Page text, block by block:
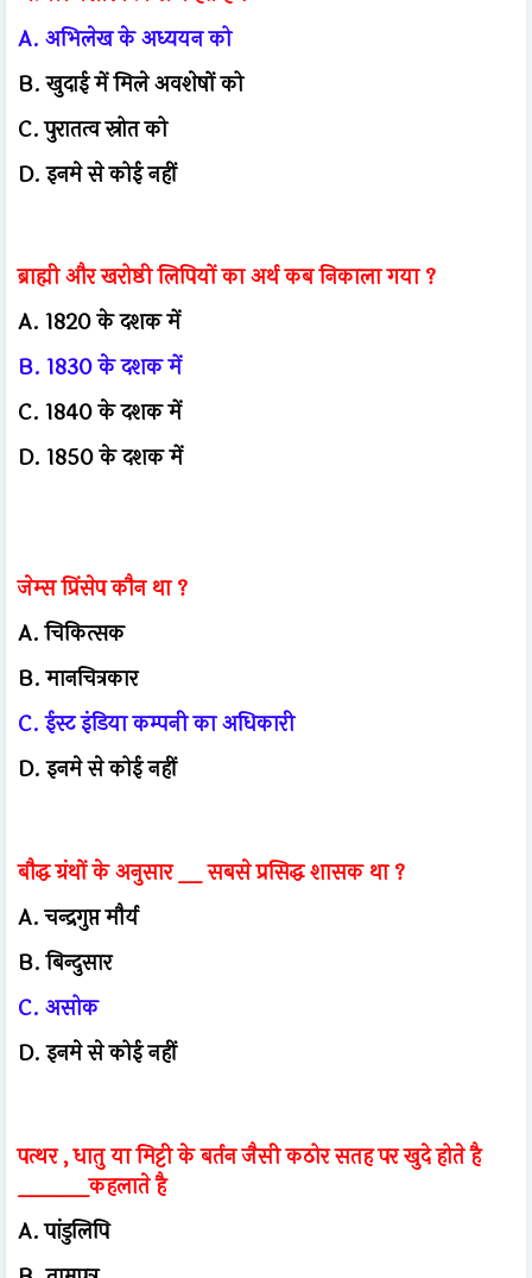
A. अभिलेख के अध्ययन को
B. खुदाई में मिले अवशेषों को
C. पुरातत्व स्रोत को
D. इनमे से कोई नहीं
ब्राह्मी और खरोष्ठी लिपियों का अर्थ कब निकाला गया ?
A. 1820 के दशक में
B. 1830 के दशक में
C. 1840 के दशक में
D. 1850 के दशक में
जेम्स प्रिंसेप कौन था ?
A. चिकित्सक
B. मानचित्रकार
C. ईस्ट इंडिया कम्पनी का अधिकारी
D. इनमे से कोई नहीं
बौद्ध ग्रंथों के अनुसार __ सबसे प्रसिद्ध शासक था ?
A. चन्द्रगुप्त मौर्य
B. बिन्दुसार
C. असोक
D. इनमे से कोई नहीं
पत्थर , धातु या मिट्टी के बर्तन जैसी कठोर सतह पर खुदे होते है
______कहलाते है
A. पांडुलिपि